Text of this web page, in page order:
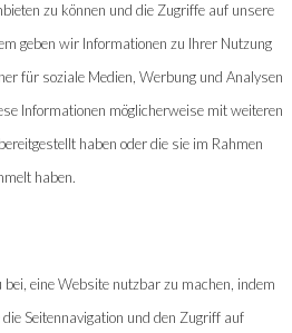
zu können und die Zugriffe auf unsere
geben wir Informationen zu Ihrer Nutzung
für soziale Medien, Werbung und Analysen
Informationen möglicherweise mit weiteren
haben oder die sie im Rahmen
haben.
eine Website nutzbar zu machen, indem
Seitennavigation und den Zugriff auf